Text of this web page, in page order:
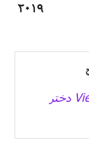
۲۰۱۹
View all posts by دختر